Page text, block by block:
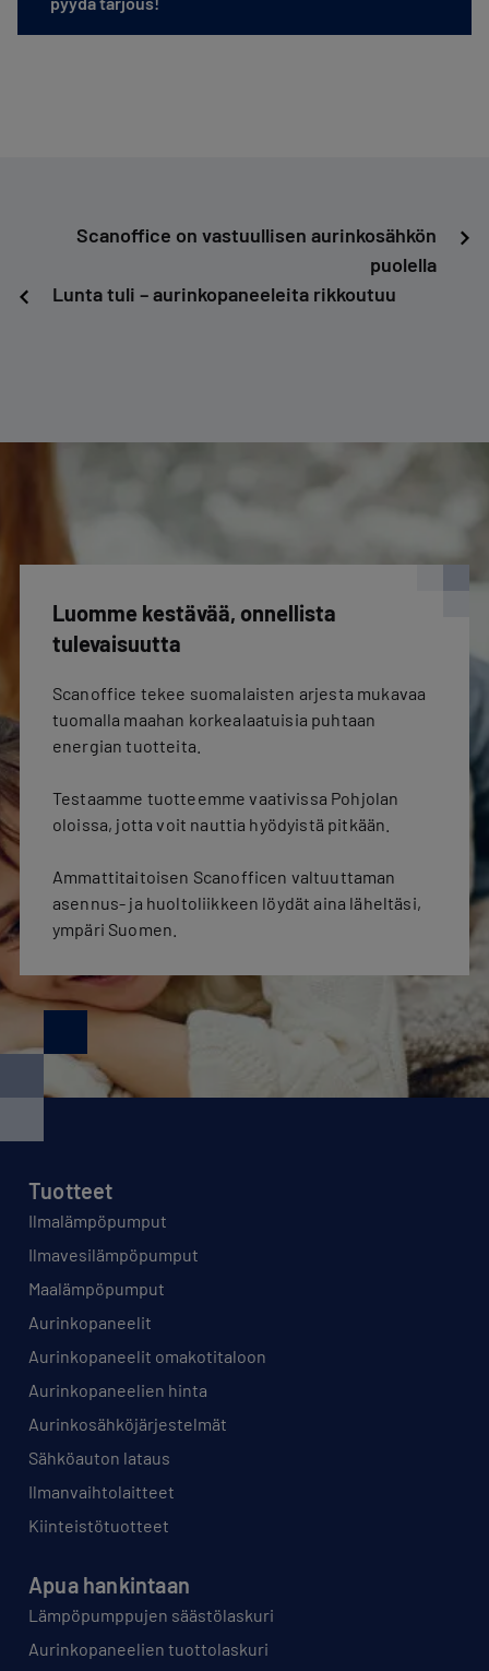
Artikkelien
Lunta tuli – aurinkopaneeleita rikkoutuu
Scanoffice on vastuullisen aurinkosähkön
puolella
Luomme kestävää, onnellista
tulevaisuutta
Scanoffice tekee suomalaisten arjesta mukavaa
tuomalla maahan korkealaatuisia puhtaan
energian tuotteita.
Testaamme tuotteemme vaativissa Pohjolan
oloissa, jotta voit nauttia hyödyistä pitkään.
Ammattitaitoisen Scanofficen valtuuttaman
asennus- ja huoltoliikkeen löydät aina läheltäsi,
ympäri Suomen.
Tuotteet
Ilmalämpöpumput
Ilmavesilämpöpumput
Maalämpöpumput
Aurinkopaneelit
Aurinkopaneelit omakotitaloon
Aurinkopaneelien hinta
Aurinkosähköjärjestelmät
Sähköauton lataus
Ilmanvaihtolaitteet
Kiinteistötuotteet
Apua hankintaan
Lämpöpumppujen säästölaskuri
Aurinkopaneelien tuottolaskuri